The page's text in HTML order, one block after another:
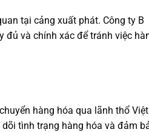
tại cảng xuất phát. Công ty B
và chính xác để tránh việc
hàng hóa qua lãnh thổ Việt
tình trạng hàng hóa và đảm